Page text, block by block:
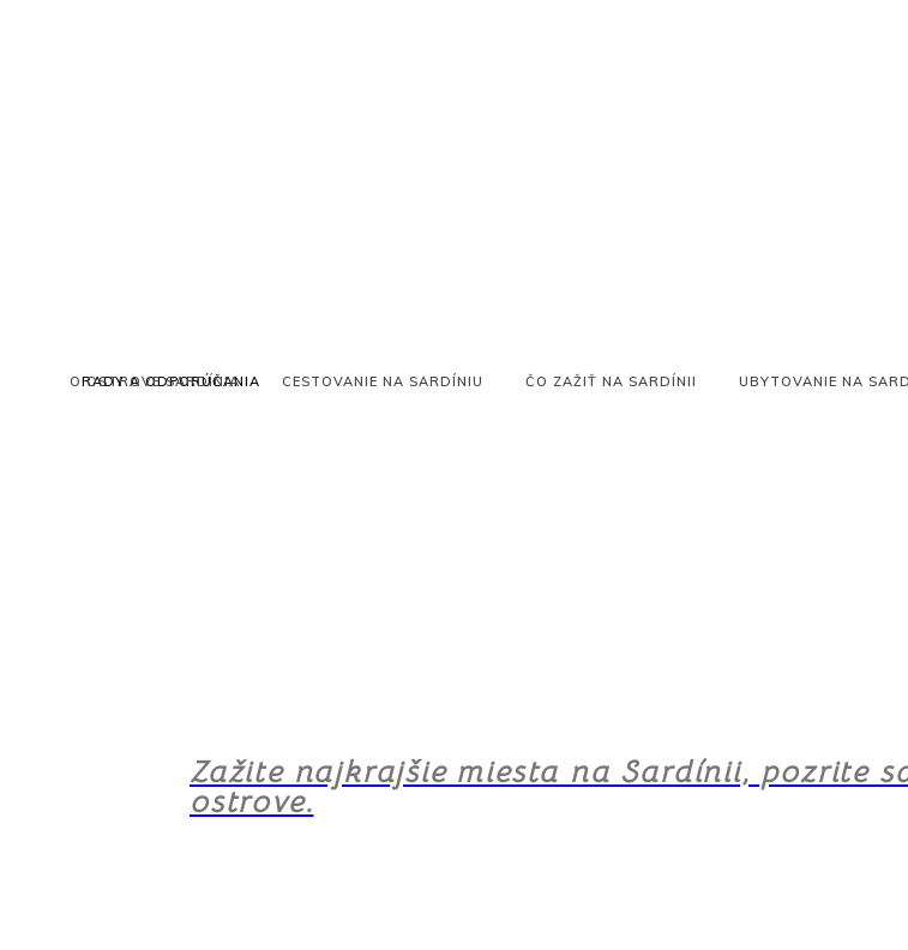
RADY A ODPORÚČANIA
O OSTROVE SARDÍNIA CESTOVANIE NA SARDÍNIU ČO ZAŽIŤ NA SARDÍNII UBYTOVANIE NA
Zažite najkrajšie miesta na Sardínii, pozrite
ostrove.